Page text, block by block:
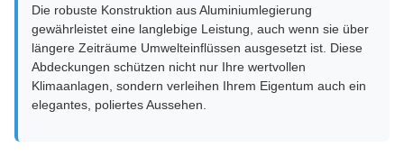
Die robuste Konstruktion aus Aluminiumlegierung
gewährleistet eine langlebige Leistung, auch wenn sie über
längere Zeiträume Umwelteinflüssen ausgesetzt ist. Diese
Abdeckungen schützen nicht nur Ihre wertvollen
Klimaanlagen, sondern verleihen Ihrem Eigentum auch ein
elegantes, poliertes Aussehen.